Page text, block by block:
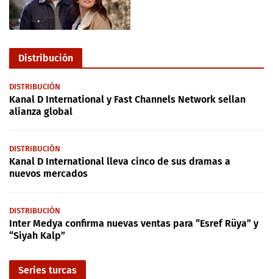
Distribución
DISTRIBUCIÓN
Kanal D International y Fast Channels Network sellan
alianza global
DISTRIBUCIÓN
Kanal D International lleva cinco de sus dramas a
nuevos mercados
DISTRIBUCIÓN
Inter Medya confirma nuevas ventas para “Esref Rüya” y
“Siyah Kalp”
Series turcas